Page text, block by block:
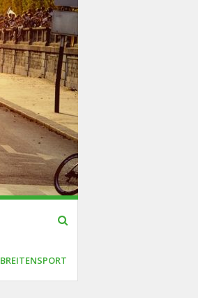
BREITENSPORT